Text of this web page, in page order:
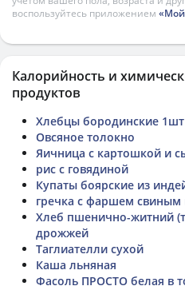
воспользуйтесь приложением «Мой
Калорийность и
продуктов
Хлебцы бородинские 1шт
Овсяное толокно
Яичница с картошкой и
рис с говядиной
Купаты боярские из
гречка с фаршем
Хлеб пшенично-житний
дрожжей
Таглиателли сухой
Каша льняная
Фасоль ПРОСТО белая в